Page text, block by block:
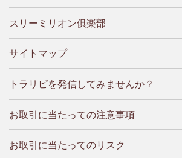
スリーミリオン俱楽部
サイトマップ
トラリピを発信してみませんか？
お取引に当たっての注意事項
お取引に当たってのリスク